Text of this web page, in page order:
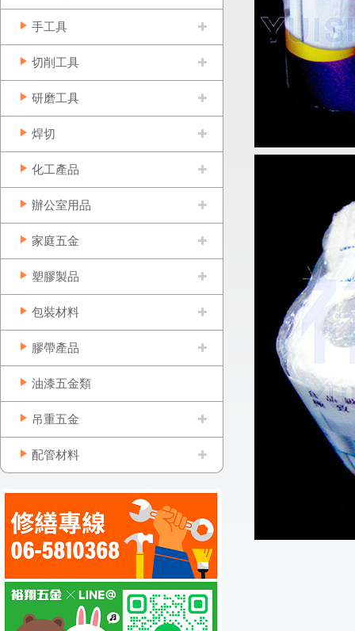
手工具
切削工具
研磨工具
焊切
化工產品
辦公室用品
家庭五金
塑膠製品
包裝材料
膠帶產品
油漆五金類
吊重五金
配管材料